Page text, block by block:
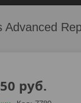
Advanced
руб.